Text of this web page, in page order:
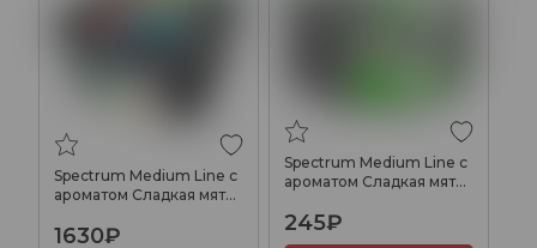
Spectrum Medium Line с
ароматом Сладкая мята,
1630₽
Spectrum Medium Line с
ароматом Сладкая мята,
245₽